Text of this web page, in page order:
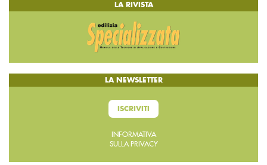
LA RIVISTA
LA NEWSLETTER
ISCRIVITI
INFORMATIVA
SULLA PRIVACY